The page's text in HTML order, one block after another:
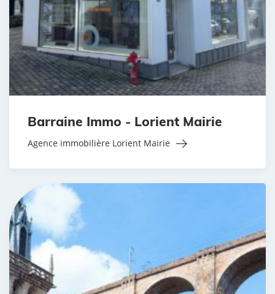
Barraine Immo - Lorient Mairie
Agence immobilière Lorient Mairie